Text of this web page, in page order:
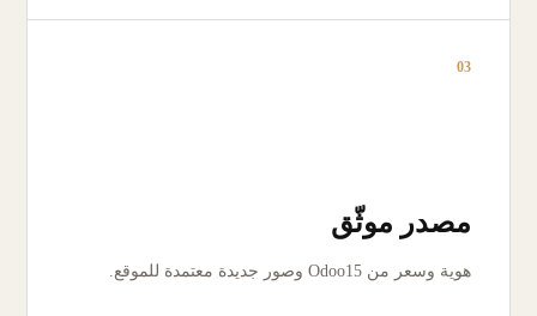
03
مصدر موثّق
هوية وسعر من Odoo15 وصور جديدة معتمدة للموقع.